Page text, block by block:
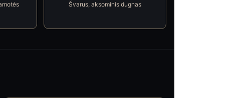
Švarus, aksominis dugnas